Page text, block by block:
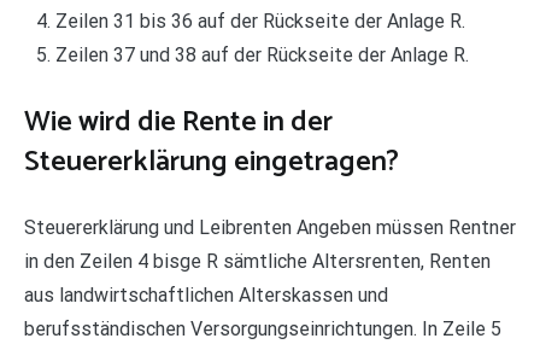
Zeilen 31 bis 36 auf der Rückseite der Anlage R.
Zeilen 37 und 38 auf der Rückseite der Anlage R.
Wie wird die Rente in der
Steuererklärung eingetragen?
Steuererklärung und Leibrenten Angeben müssen Rentner
in den Zeilen 4 bisge R sämtliche Altersrenten, Renten
aus landwirtschaftlichen Alterskassen und
berufsständischen Versorgungseinrichtungen. In Zeile 5